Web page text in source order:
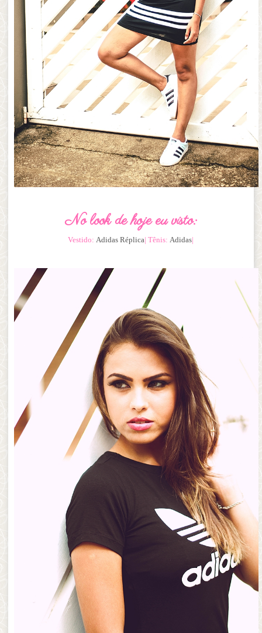
No look de hoje eu visto:
Vestido:Adidas Réplica| Tênis:Adidas|